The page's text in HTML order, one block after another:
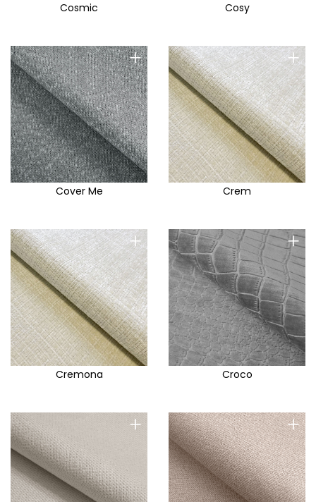
Cosmic Cosy
+
Cover Me
+
Crem
+
Cremona
+
Croco
+ +